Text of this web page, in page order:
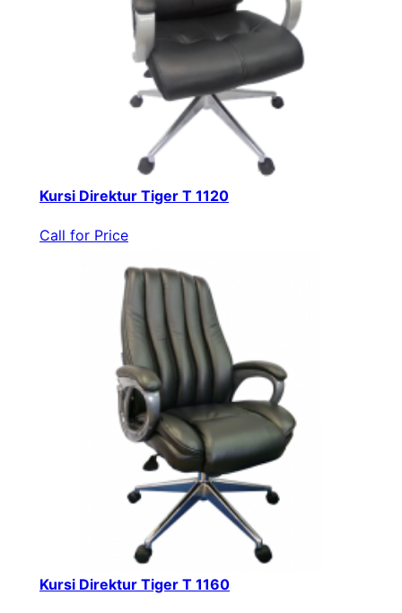
Kursi Direktur Tiger T 1120
Call for Price
Kursi Direktur Tiger T 1160